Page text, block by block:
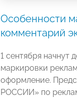
Особенности
комментарий
1 сентября начнут
маркировки
оформление.
РОССИИ» по